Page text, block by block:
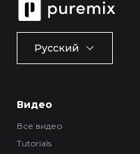
Русский
Видео
Все видео
Tutorials